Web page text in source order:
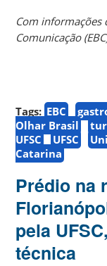
Com informações
Comunicação
Tags: EBC
Olhar Brasil
UFSC
UFSC
Catarina
Prédio na
pela
técnica